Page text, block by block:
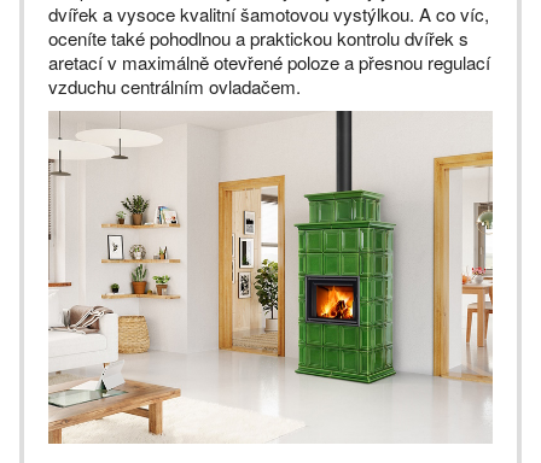
dvířek a vysoce kvalitní šamotovou vystýlkou. A co víc,
oceníte také pohodlnou a praktickou kontrolu dvířek s
aretací v maximálně otevřené poloze a přesnou regulací
vzduchu centrálním ovladačem.